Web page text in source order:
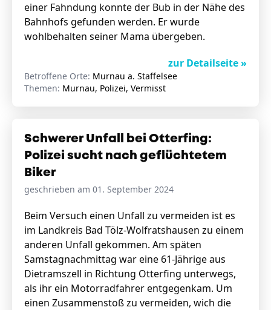
einer Fahndung konnte der Bub in der Nähe des
Bahnhofs gefunden werden. Er wurde
wohlbehalten seiner Mama übergeben.
zur Detailseite »
Betroffene Orte: Murnau a. Staffelsee
Themen: Murnau, Polizei, Vermisst
Schwerer Unfall bei Otterfing:
Polizei sucht nach geflüchtetem
Biker
geschrieben am 01. September 2024
Beim Versuch einen Unfall zu vermeiden ist es
im Landkreis Bad Tölz-Wolfratshausen zu einem
anderen Unfall gekommen. Am späten
Samstagnachmittag war eine 61-Jährige aus
Dietramszell in Richtung Otterfing unterwegs,
als ihr ein Motorradfahrer entgegenkam. Um
einen Zusammenstoß zu vermeiden, wich die